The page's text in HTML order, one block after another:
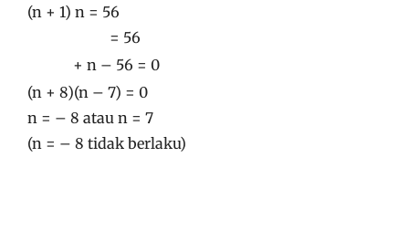
(n + 1) n = 56
= 56
+ n – 56 = 0
(n + 8)(n – 7) = 0
n = – 8 atau n = 7
(n = – 8 tidak berlaku)